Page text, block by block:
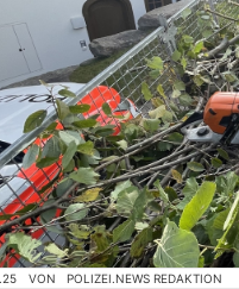
VON POLIZEI.NEWS REDAKTION